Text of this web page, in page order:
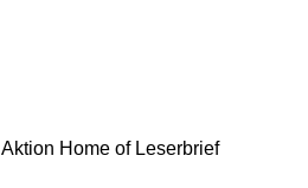
Aktion Home of Leserbrief